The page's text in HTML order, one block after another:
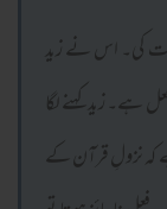
کی۔ اس نے زید
ہے۔ زید کہنے لگا
کہ نزولِ قرآن کے